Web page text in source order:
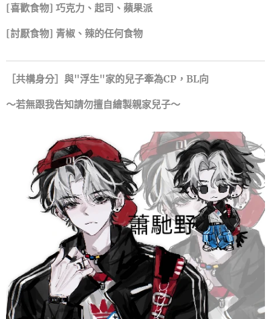
[喜歡食物] 巧克力、起司、蘋果派
[討厭食物] 青椒、辣的任何食物
［共構身分］與"浮生"家的兒子牽為CP，BL向
～若無跟我告知請勿擅自繪製親家兒子～